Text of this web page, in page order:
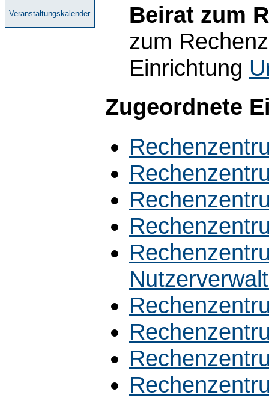
Veranstaltungskalender
Beirat zum
zum
Einrichtung
Zugeordnete